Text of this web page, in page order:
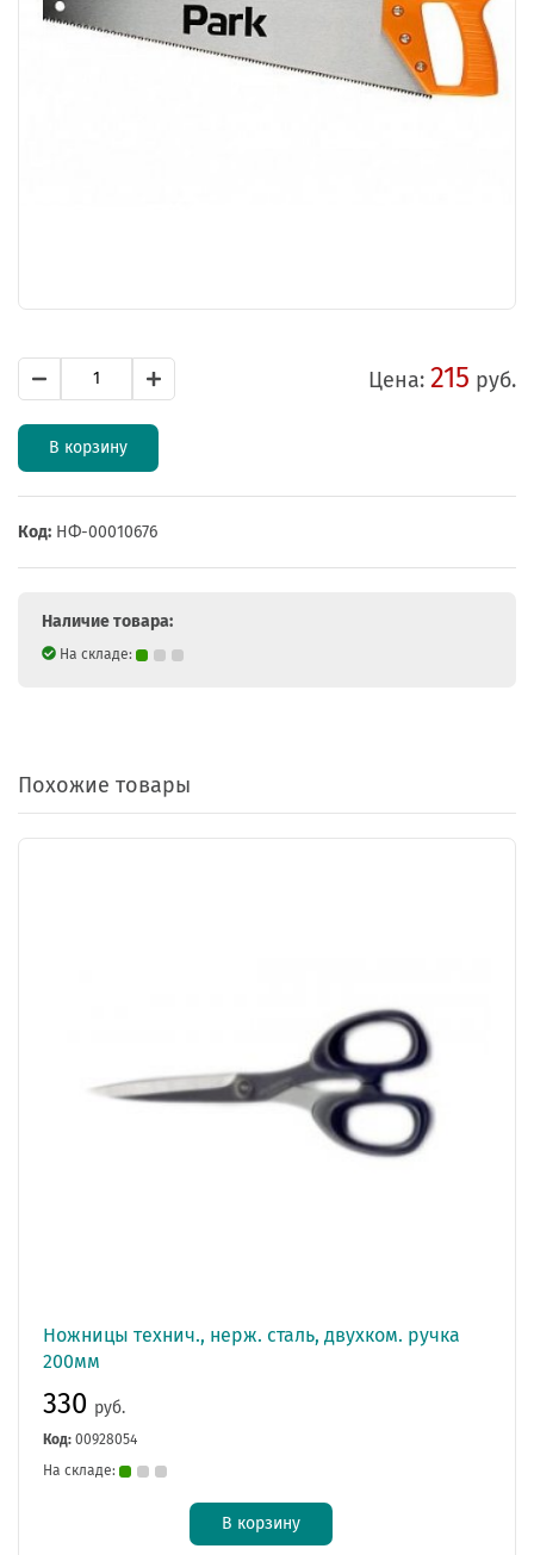
Цена: 215 руб.
В корзину
Код: НФ-00010676
Наличие товара:
На складе:
Похожие товары
Ножницы технич., нерж. сталь, двухком. ручка
200мм
330 руб.
Код: 00928054
На складе:
В корзину